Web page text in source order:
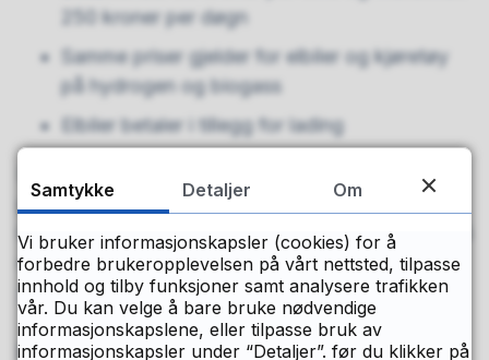
250 kroner per døgn
Samme priser gjelder for elbiler og kjøretøy
på hydrogen og biogass
Elbiler betaler i tillegg for lading
parkeringsløsningen. For spørsmål knyttet til
løsningen, parkeringer og betalinger, ta kontakt på
e-postsupport@sesam-sesam.comeller telefon
+47 53 69 94 00.
Parkering for funksjonshindrede
Samtykke Detaljer Om
Vi bruker informasjonskapsler (cookies) for å
forbedre brukeropplevelsen på vårt nettsted, tilpasse
innhold og tilby funksjoner samt analysere trafikken
vår. Du kan velge å bare bruke nødvendige
informasjonskapslene, eller tilpasse bruk av
informasjonskapsler under “Detaljer”. før du klikker på